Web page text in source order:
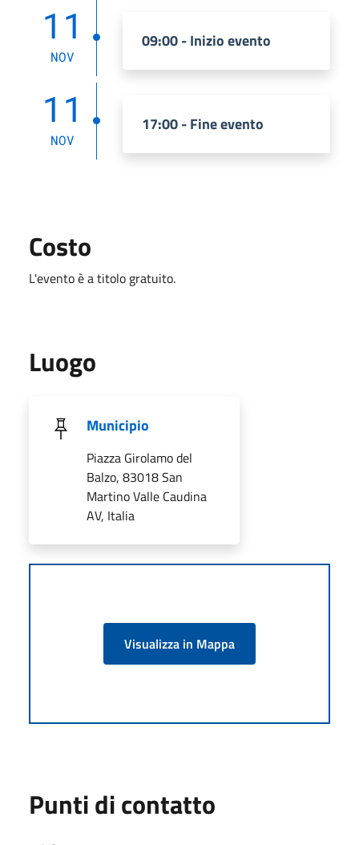
11
NOV
09:00 - Inizio evento
11
NOV
17:00 - Fine evento
Costo
L'evento è a titolo gratuito.
Luogo
Municipio
Piazza Girolamo del
Balzo, 83018 San
Martino Valle Caudina
AV, Italia
Visualizza in Mappa
Punti di contatto